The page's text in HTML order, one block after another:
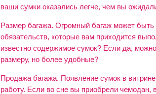
ваши сумки оказались легче, чем вы
Размер багажа. Огромный багаж может
обязательств, которые вам приходится
известно содержимое сумок? Если да,
размеру, но более удобные?
Продажа багажа. Появление сумок в
работу. Если во сне вы приобрели чемодан,